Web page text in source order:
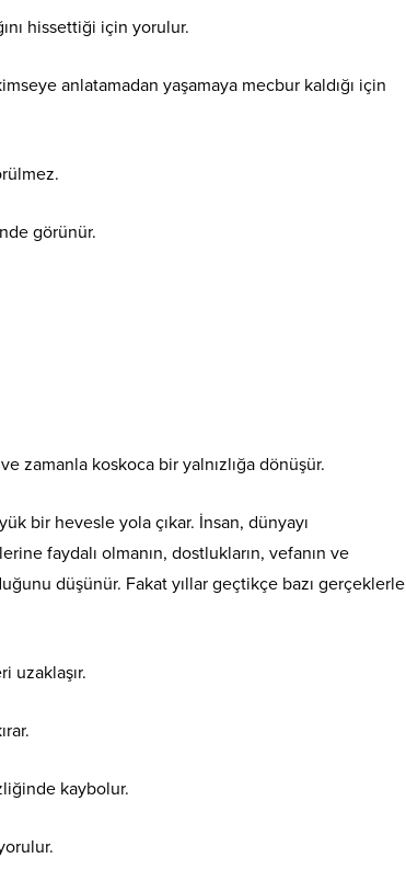
hissettiği için yorulur.
anlatamadan yaşamaya mecbur kaldığı için
görünür.
zamanla koskoca bir yalnızlığa dönüşür.
bir hevesle yola çıkar. İnsan, dünyayı
faydalı olmanın, dostlukların, vefanın ve
düşünür. Fakat yıllar geçtikçe bazı gerçeklerle
uzaklaşır.
kaybolur.